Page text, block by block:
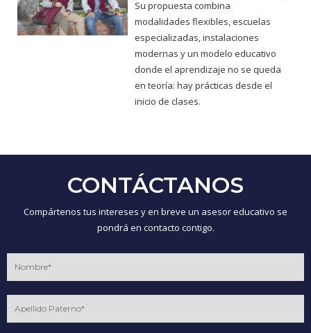
Su propuesta combina
modalidades flexibles, escuelas
especializadas, instalaciones
modernas y un modelo educativo
donde el aprendizaje no se queda
en teoría: hay prácticas desde el
inicio de clases.
CONTÁCTANOS
Compártenos tus intereses y en breve un asesor educativo se
pondrá en contacto contigo.